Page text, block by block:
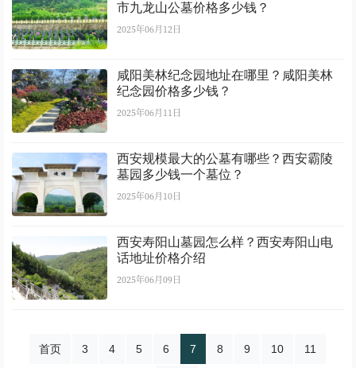
市九龙山公墓价格多少钱？
2025年06月12日
咸阳美林纪念园地址在哪里？咸阳美林
纪念园价格多少钱？
2025年06月11日
西安规模最大的公墓有哪些？西安霸陵
墓园多少钱一个墓位？
2025年06月10日
西安寿阳山墓园怎么样？西安寿阳山电
话地址价格介绍
2025年06月09日
首页 3 4 5 6 7 8 9 10 11